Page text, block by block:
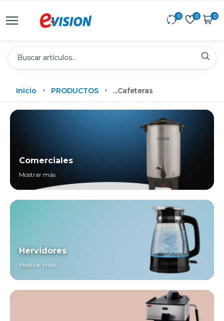
0 0 0
Inicio PRODUCTOS ...Cafeteras
Comerciales
Mostrar más
Hervidores
Mostrar más